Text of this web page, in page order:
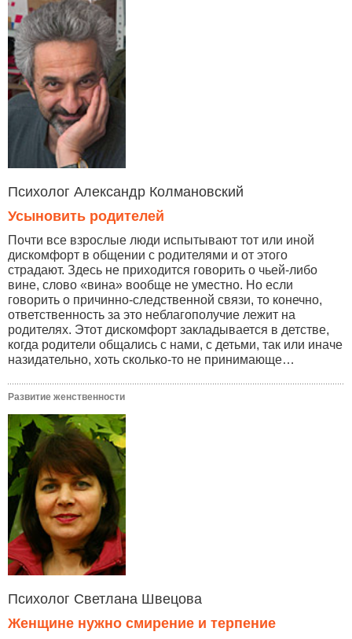
Психолог Александр Колмановский
Усыновить родителей
Почти все взрослые люди испытывают тот или иной
дискомфорт в общении с родителями и от этого
страдают. Здесь не приходится говорить о чьей-либо
вине, слово «вина» вообще не уместно. Но если
говорить о причинно-следственной связи, то конечно,
ответственность за это неблагополучие лежит на
родителях. Этот дискомфорт закладывается в детстве,
когда родители общались с нами, с детьми, так или иначе
назидательно, хоть сколько-то не принимающе…
Развитие женственности
Психолог Светлана Швецова
Женщине нужно смирение и терпение